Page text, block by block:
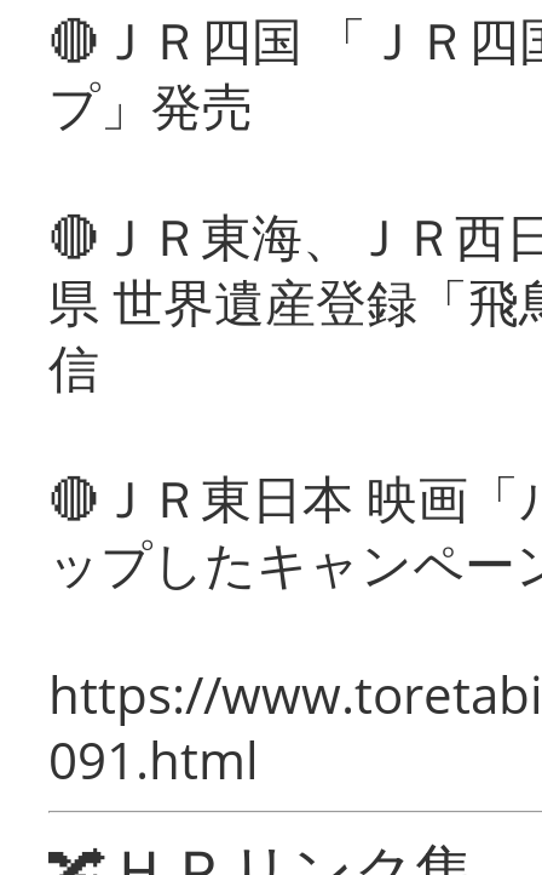
🔴ＪＲ四国 「ＪＲ
プ」発売
🔴ＪＲ東海、ＪＲ西
県 世界遺産登録「
信
🔴ＪＲ東日本 映画
ップしたキャンペー
https://
091.html